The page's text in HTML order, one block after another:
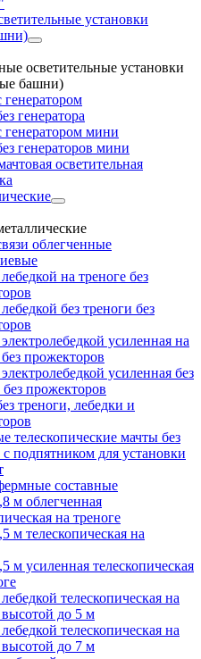
установки
осветительные установки
башни)
генератора
мини
генераторов мини
осветительная
облегченные
на треноге без
без треноги без
усиленная на
прожекторов
усиленная без
без прожекторов
треноги, лебедки и
телескопические мачты без
с подпятником для установки
составные
м облегченная
на треноге
м телескопическая на
м усиленная телескопическая
телескопическая на
высотой до 5 м
телескопическая на
высотой до 7 м